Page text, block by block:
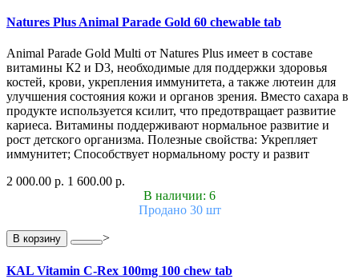
Natures Plus Animal Parade Gold 60 chewable tab
Animal Parade Gold Multi от Natures Plus имеет в составе
витамины К2 и D3, необходимые для поддержки здоровья
костей, крови, укрепления иммунитета, а также лютеин для
улучшения состояния кожи и органов зрения. Вместо сахара в
продукте используется ксилит, что предотвращает развитие
кариеса. Витамины поддерживают нормальное развитие и
рост детского организма. Полезные свойства: Укрепляет
иммунитет; Способствует нормальному росту и развит
2 000.00 р. 1 600.00 р.
В наличии: 6
Продано 30 шт
В корзину >
KAL Vitamin C-Rex 100mg 100 chew tab